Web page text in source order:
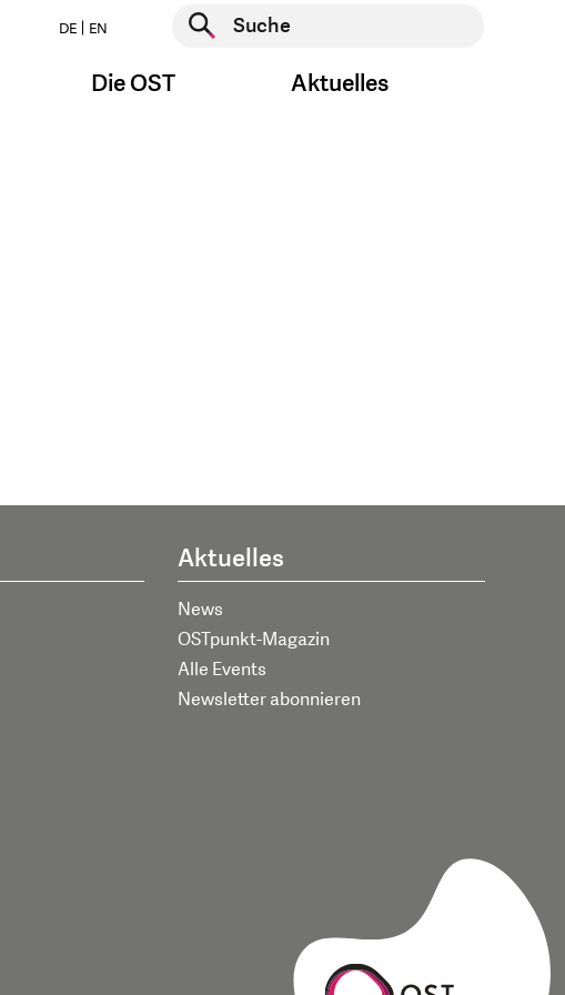
DE EN
Suche starten
Die OST Aktuelles
Aktuelles
News
OSTpunkt-Magazin
Alle Events
Newsletter abonnieren